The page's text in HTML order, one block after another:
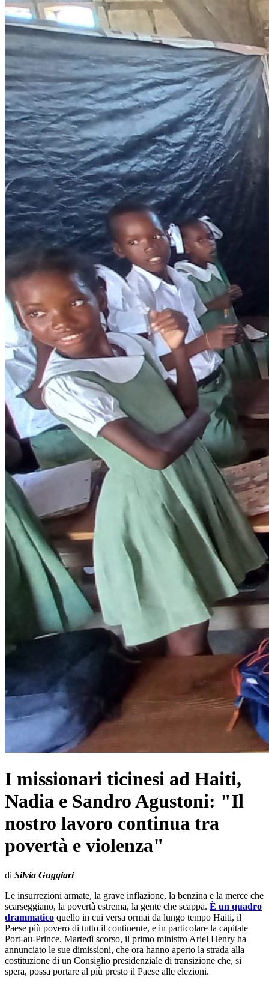
I missionari ticinesi ad Haiti,
Nadia e Sandro Agustoni: "Il
nostro lavoro continua tra
povertà e violenza"
di Silvia Guggiari
Le insurrezioni armate, la grave inflazione, la benzina e la merce che
scarseggiano, la povertà estrema, la gente che scappa. È un quadro
drammatico quello in cui versa ormai da lungo tempo Haiti, il
Paese più povero di tutto il continente, e in particolare la capitale
Port-au-Prince. Martedì scorso, il primo ministro Ariel Henry ha
annunciato le sue dimissioni, che ora hanno aperto la strada alla
costituzione di un Consiglio presidenziale di transizione che, si
spera, possa portare al più presto il Paese alle elezioni.